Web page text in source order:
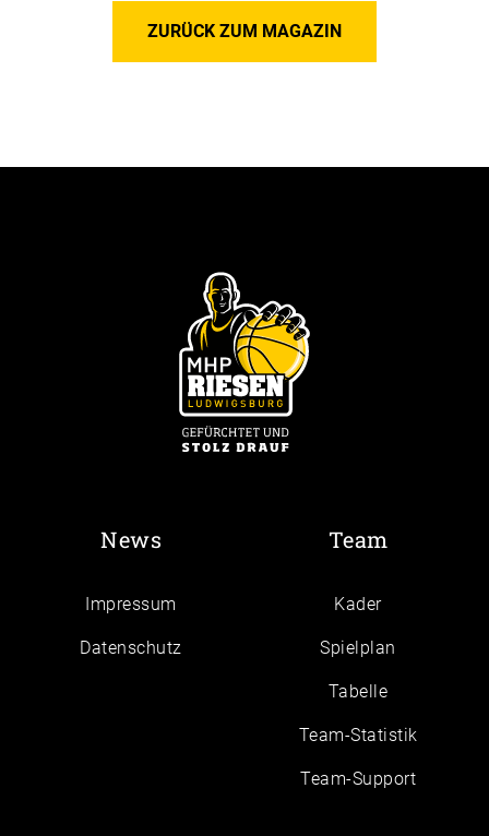
ZURÜCK ZUM MAGAZIN
News
Impressum
Daten­schutz
Team
Kader
Spielplan
Tabelle
Team-Statistik
Team-Support